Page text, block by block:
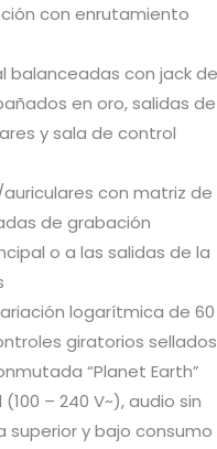
con enrutamiento
balanceadas con jack de
en oro, salidas de
y sala de control
con matriz de
de grabación
o a las salidas de la
logarítmica de 60
giratorios sellados
“Planet Earth”
– 240 V~), audio sin
superior y bajo consumo